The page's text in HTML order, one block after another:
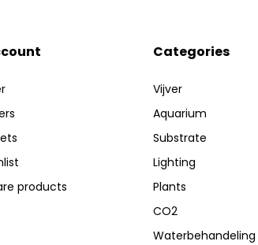
products
Categories
Vijver
Aquarium
Substrate
Lighting
Plants
CO2
Waterbehandeling